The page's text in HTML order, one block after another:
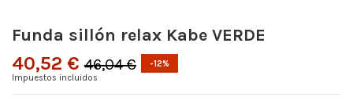
Funda sillón relax Kabe VERDE
40,52 € 46,04 €
-12%
Impuestos incluidos